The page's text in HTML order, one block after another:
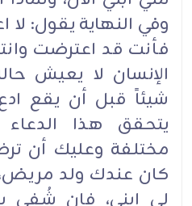
وفي النهاية يقول:
فأنت قد اعترضت
الإنسان لا يعيش
شيئاً قبل أن يقع
يتحقق هذا الدعاء
مختلفة وعليك أن
كان عندك ولد
لي ابني، فإن شُفي